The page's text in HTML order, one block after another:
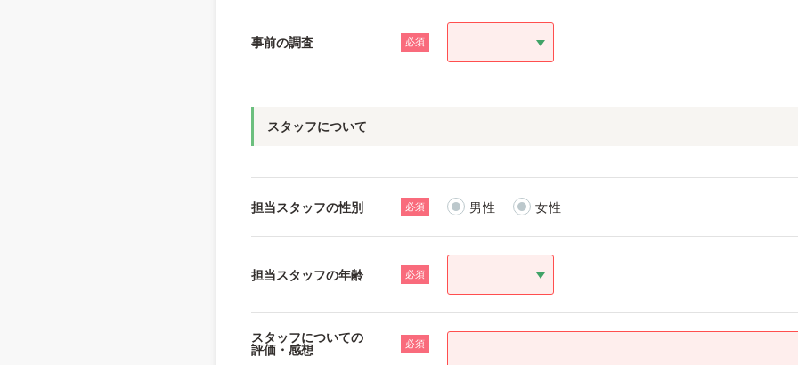
事前の調査 必須
スタッフについて
担当スタッフの性別 必須 男性 女性
担当スタッフの年齢 必須
スタッフについての
評価・感想
必須